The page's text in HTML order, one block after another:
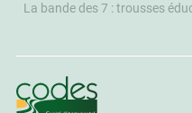
La bande des 7 : trousses
CoDES 84